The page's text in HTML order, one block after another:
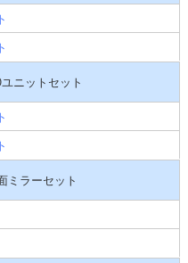
ニットセット
ミラーセット